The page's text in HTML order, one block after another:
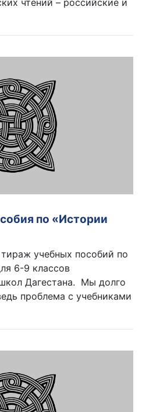
чтений – российские и
по «Истории
учебных пособий по
6-9 классов
Дагестана. Мы долго
проблема с учебниками